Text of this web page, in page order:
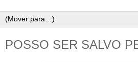
POSSO SER SALVO